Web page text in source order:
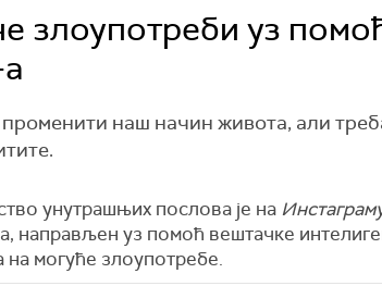
злоупотреби уз
наш начин живота, али
унутрашњих послова је на
направљен уз помоћ вештачке
на могуће злоупотребе.